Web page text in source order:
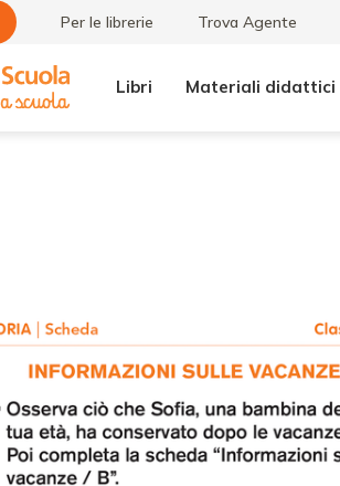
Per le librerie Trova Agente
Libri Materiali didattici